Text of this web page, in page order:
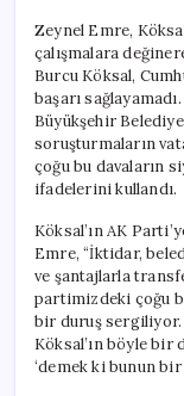
Zeynel Emre,
çalışmalara
Burcu Köksal,
başarı
Büyükşehir
soruşturmaların
çoğu bu davaların
ifadelerini kullandı.
Köksal’ın AK
Emre, “İktidar,
ve şantajlarla
partimizdeki çoğu
bir duruş sergiliyor.
Köksal’ın böyle bir
‘demek ki bunun bir